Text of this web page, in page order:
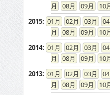
08
09 10
2015: 01 02 03 04
08
09 10
2014: 01 02 03 04
08
09 10
2013: 01 02 03 04
08
09 10